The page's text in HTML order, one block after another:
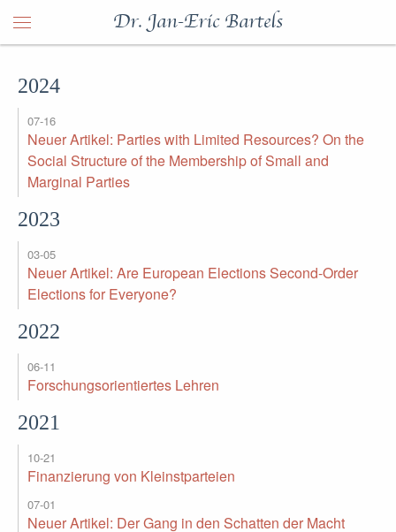
Dr. Jan-Eric Bartels
2024
07-16
Neuer Artikel: Parties with Limited Resources? On the
Social Structure of the Membership of Small and
Marginal Parties
2023
03-05
Neuer Artikel: Are European Elections Second-Order
Elections for Everyone?
2022
06-11
Forschungsorientiertes Lehren
2021
10-21
Finanzierung von Kleinstparteien
07-01
Neuer Artikel: Der Gang in den Schatten der Macht